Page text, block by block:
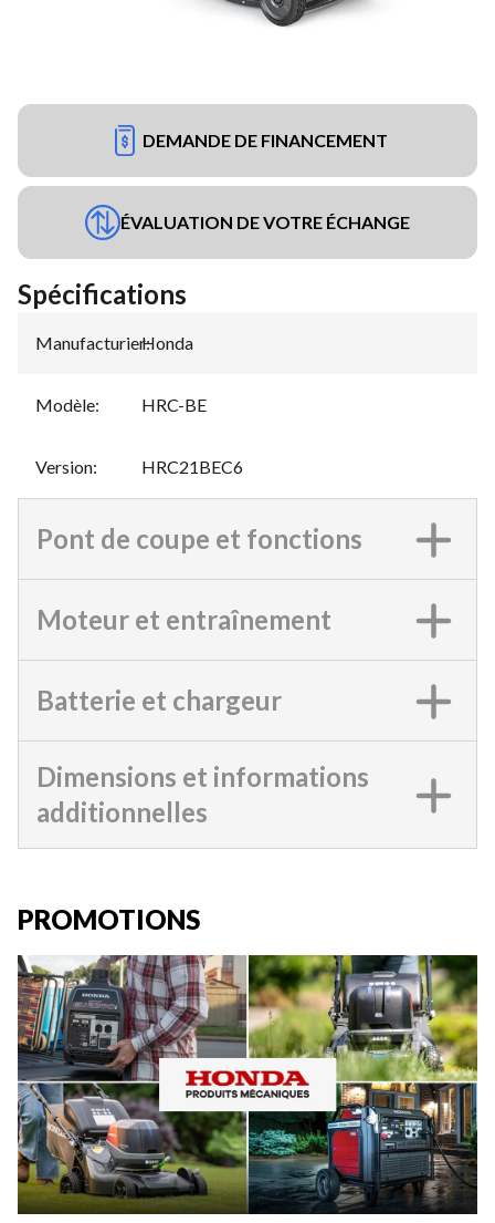
DEMANDE DE FINANCEMENT
ÉVALUATION DE VOTRE ÉCHANGE
Spécifications
Manufacturier:
Honda
Modèle: HRC-BE
Version: HRC21BEC6
Pont de coupe et fonctions
Moteur et entraînement
Batterie et chargeur
Dimensions et informations
additionnelles
PROMOTIONS